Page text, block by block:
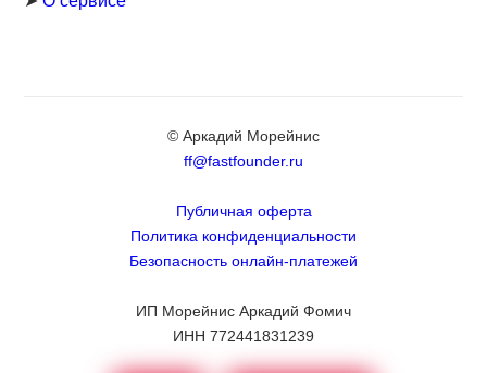
© Аркадий Морейнис
ff@fastfounder.ru
Публичная оферта
Политика конфиденциальности
Безопасность онлайн-платежей
ИП Морейнис Аркадий Фомич
ИНН 772441831239